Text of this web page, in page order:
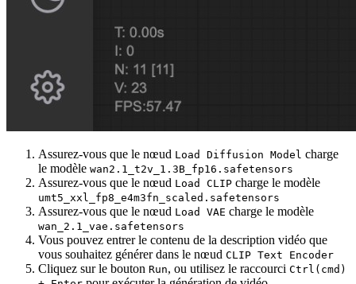
Assurez-vous que le nœud Load Diffusion Model charge
le modèle wan2.1_t2v_1.3B_fp16.safetensors
Assurez-vous que le nœud Load CLIP charge le modèle
umt5_xxl_fp8_e4m3fn_scaled.safetensors
Assurez-vous que le nœud Load VAE charge le modèle
wan_2.1_vae.safetensors
Vous pouvez entrer le contenu de la description vidéo que
vous souhaitez générer dans le nœud CLIP Text Encoder
Cliquez sur le bouton Run, ou utilisez le raccourci Ctrl(cmd)